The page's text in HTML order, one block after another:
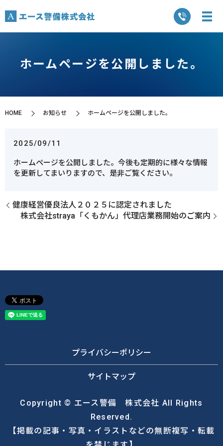
ホームページを公開しました。
HOME お知らせ ホームページを公開しました。
2025/09/11
ホームページを公開しました。今後も定期的に様々な情報
を更新してまいりますので、是非ご覧ください。
健康経営優良法人２０２５に認定されました
株式会社straya「くもかん」代理店業務開始のご案内
プライバシーポリシー
サイトマップ
Copyright © エース警備 株式会社 All Rights
Reserved.
【掲載の記事・写真・イラストなどの無断複写・転載